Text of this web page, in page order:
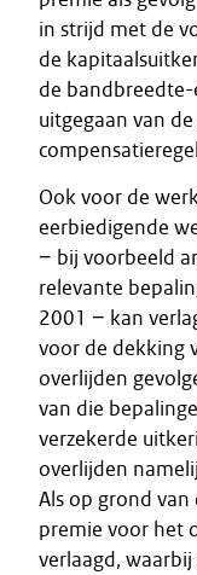
in strijd met de
de
de bandbreedte-
uitgegaan van
Ook voor de
eerbiedigende
− bij voorbeeld
relevante
2001 − kan
voor de dekking
overlijden
van die
verzekerde
overlijden
Als op grond
premie voor het
verlaagd,